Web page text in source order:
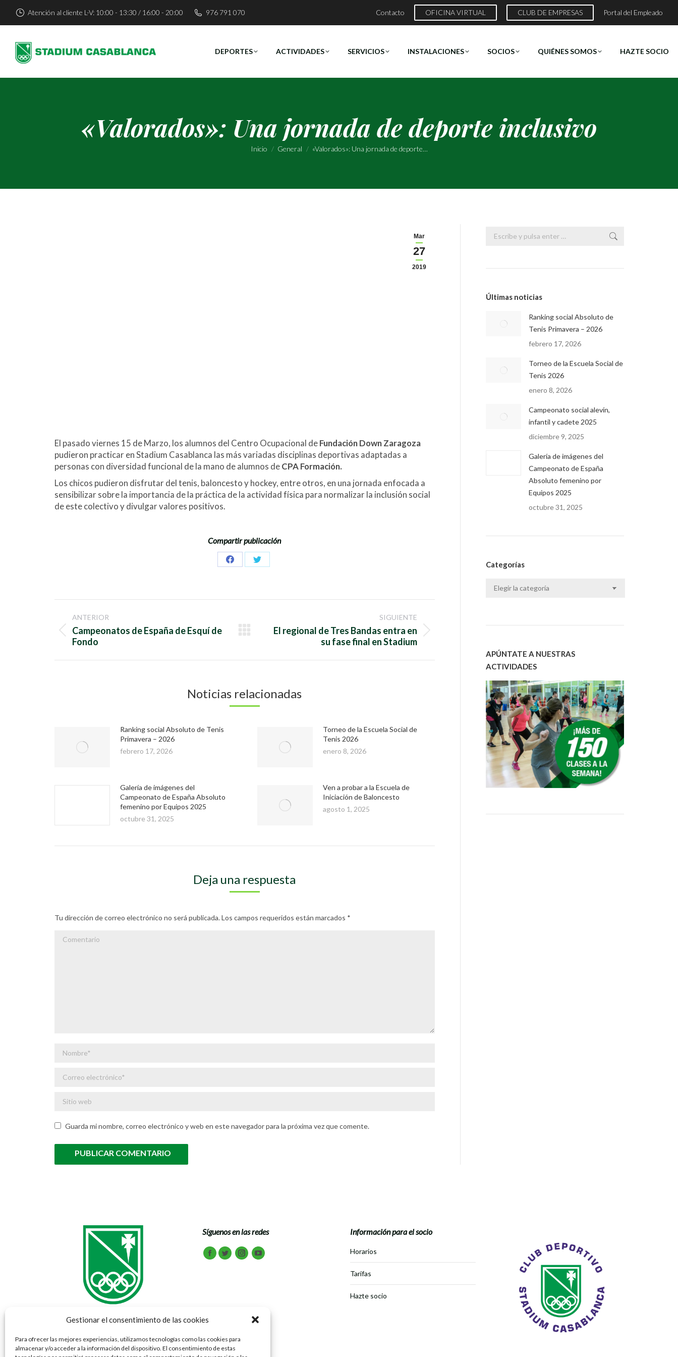
Gestionar el consentimiento de las cookies
Para ofrecer las mejores experiencias, utilizamos tecnologías como las cookies para
almacenar y/o acceder a la información del dispositivo. El consentimiento de estas
Atención al cliente L-V: 10:00 - 13:30 / 16:00 - 20:00 976 791 070 Contacto OFICINA VIRTUAL CLUB DE EMPRESAS Portal del Empleado
DEPORTES ACTIVIDADES SERVICIOS INSTALACIONES SOCIOS QUIÉNES SOMOS HAZTE SOCIO
«Valorados»: Una jornada de deporte inclusivo
Estás aquí:
Inicio General «Valorados»: Una jornada de deporte…
Mar
27
2019
El pasado viernes 15 de Marzo, los alumnos del Centro Ocupacional deFundación Down Zaragoza
pudieron practicar en Stadium Casablanca las más variadas disciplinas deportivas adaptadas a
personas con diversidad funcional de la mano de alumnos deCPA Formación.
Los chicos pudieron disfrutar del tenis, baloncesto y hockey, entre otros, en una jornada enfocada a
sensibilizar sobre la importancia de la práctica de la actividad física para normalizar la inclusión social
de este colectivo y divulgar valores positivos.
Compartir publicación
Share
Share
Navegación
entre
publicaciones
ANTERIOR
Publicación
anterior:
Campeonatos de España de Esquí de
Fondo
SIGUIENTE
Publicación
El regional de Tres Bandas entra en
su fase final en Stadium
Noticias relacionadas
Ranking social Absoluto de Tenis
Primavera – 2026
febrero 17, 2026
Torneo de la Escuela Social de
Tenis 2026
enero 8, 2026
Galería de imágenes del
Campeonato de España Absoluto
femenino por Equipos 2025
octubre 31, 2025
Ven a probar a la Escuela de
Iniciación de Baloncesto
agosto 1, 2025
Deja una respuesta
Tu dirección de correo electrónico no será publicada. Los campos requeridos están marcados *
Comentario
Guarda mi nombre, correo electrónico y web en este navegador para la próxima vez que comente.
PUBLICAR COMENTARIO
Buscar:
Últimas noticias
Ranking social Absoluto de
Tenis Primavera – 2026
febrero 17, 2026
Torneo de la Escuela Social de
Tenis 2026
enero 8, 2026
Campeonato social alevín,
infantil y cadete 2025
diciembre 9, 2025
Galería de imágenes del
Campeonato de España
Absoluto femenino por
Equipos 2025
octubre 31, 2025
Categorías
Categorías
APÚNTATE A NUESTRAS
ACTIVIDADES
Vía Ibérica 69 - 77 50012 Zaragoza
Síguenos en las redes
Encuéntranos en:
Facebook
TwitterInstagramYoutube
Información para el socio
Horarios
Tarifas
Hazte socio